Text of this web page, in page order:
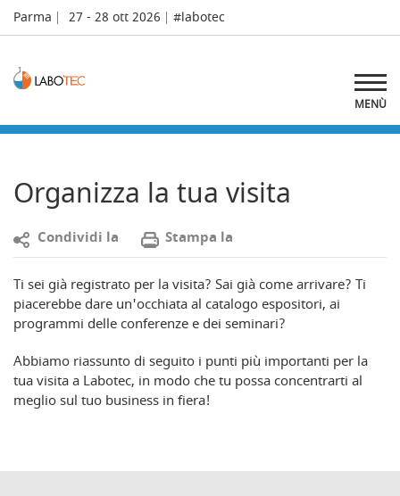
Parma 27 - 28 ott 2026 #labotec
MENÙ
Organizza la tua visita
Condividi la Stampa la
Ti sei già registrato per la visita? Sai già come arrivare? Ti
piacerebbe dare un'occhiata al catalogo espositori, ai
programmi delle conferenze e dei seminari?
Abbiamo riassunto di seguito i punti più importanti per la
tua visita a Labotec, in modo che tu possa concentrarti al
meglio sul tuo business in fiera!